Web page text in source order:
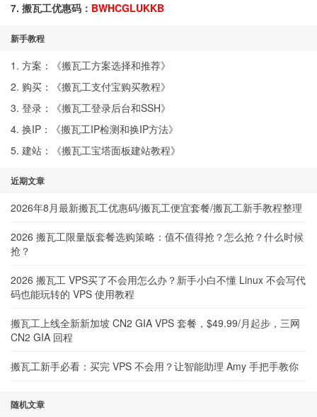
7. 搬瓦工优惠码： BWHCGLUKKB
新手教程
1. 方案：《搬瓦工方案选择和推荐》
2. 购买：《搬瓦工支付宝购买教程》
3. 登录：《搬瓦工登录后台和SSH》
4. 换IP：《搬瓦工IP检测和换IP方法》
5. 建站：《搬瓦工宝塔面板建站教程》
近期文章
2026年8月最新搬瓦工优惠码/搬瓦工便宜套餐/搬瓦工新手教程整理
2026 搬瓦工限量版套餐选购策略：值不值得抢？怎么抢？什么时候
抢？
2026 搬瓦工 VPS买了不会用怎么办？新手小白不懂 Linux 不会写代
码也能玩转的 VPS 使用教程
搬瓦工上线全新新加坡 CN2 GIA VPS 套餐，$49.99/月起步，三网
CN2 GIA 回程
搬瓦工新手必看：买完 VPS 不会用？让智能助理 Amy 手把手教你
随机文章